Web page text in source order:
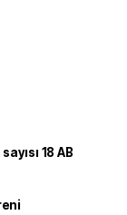
18 AB